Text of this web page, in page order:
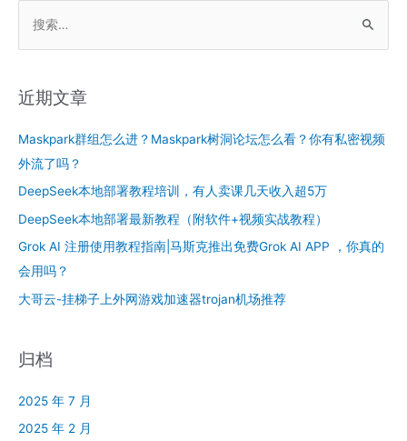
近期文章
Maskpark群组怎么进？Maskpark树洞论坛怎么看？你有私密视频
外流了吗？
DeepSeek本地部署教程培训，有人卖课几天收入超5万
DeepSeek本地部署最新教程（附软件+视频实战教程）
Grok AI 注册使用教程指南|马斯克推出免费Grok AI APP ，你真的
会用吗？
大哥云-挂梯子上外网游戏加速器trojan机场推荐
归档
2025 年 7 月
2025 年 2 月